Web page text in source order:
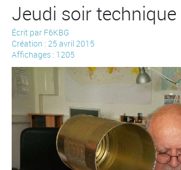
Jeudi soir
Écrit par F6KBG
Création : 25 avril 2015
Affichages : 1205